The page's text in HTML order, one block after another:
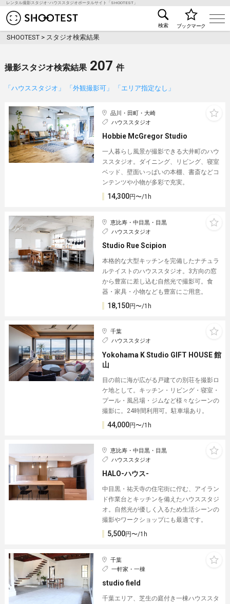
レンタル撮影スタジオ･ハウススタジオポータルサイト「SHOOTEST」
レンタル撮影スタジオ･ハウススタジオ検索の
検索 ブックマーク
SHOOTEST > スタジオ検索結果
撮影スタジオ検索結果 207 件
「ハウススタジオ」 「外観撮影可」 「エリア指定なし」
品川・田町・大崎
ハウススタジオ
Hobbie McGregor Studio
一人暮らし風景が撮影できる大井町のハウ
ススタジオ。ダイニング、リビング、寝室
ベッド、壁面いっぱいの本棚、書斎などコ
ンテンツや小物が多彩で充実。
14,300円〜/1h
恵比寿・中目黒・目黒
ハウススタジオ
Studio Rue Scipion
本格的な大型キッチンを完備したナチュラ
ルテイストのハウススタジオ。3方向の窓
から豊富に差し込む自然光で撮影可。食
器・家具・小物なども豊富にご用意。
18,150円〜/1h
千葉
ハウススタジオ
Yokohama K Studio GIFT HOUSE 館
山︎
目の前に海が広がる戸建ての別荘を撮影ロ
ケ地として。キッチン・リビング・寝室・
プール・風呂場・ジムなど様々なシーンの
撮影に。24時間利用可。駐車場あり。
44,000円〜/1h
恵比寿・中目黒・目黒
ハウススタジオ
HALO-ハウス-
中目黒・祐天寺の住宅街に佇む、アイラン
ド作業台とキッチンを備えたハウススタジ
オ。自然光が優しく入るため生活シーンの
撮影やワークショップにも最適です。
5,500円〜/1h
千葉
一軒家・一棟
studio field
千葉エリア、芝生の庭付き一棟ハウススタ